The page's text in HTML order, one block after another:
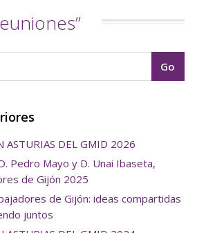
ASTURIAS DEL GMID 2026
Pedro Mayo y D. Unai Ibaseta,
de Gijón 2025
de Gijón: ideas compartidas
juntos